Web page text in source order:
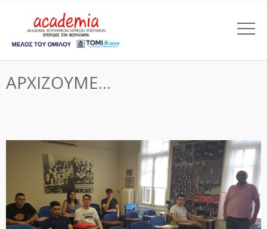
ΑΡΧΙΖΟΥΜΕ…